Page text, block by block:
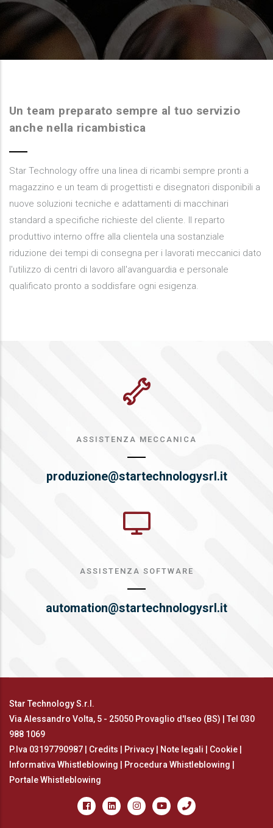
Un team preparato sempre al tuo servizio
anche nella ricambistica
Star Technology offre una linea di ricambi sempre pronti a
magazzino e un team di progettisti e disegnatori disponibili a
nuove soluzioni tecniche e adattamenti di macchinari
standard a specifiche richieste del cliente. Il reparto
produttivo interno offre alla clientela una sostanziale
riduzione dei tempi di consegna per i lavorati meccanici dato
l'utilizzo di centri di lavoro all'avanguardia e personale
qualificato pronto a soddisfare ogni esigenza.
ASSISTENZA MECCANICA
produzione@startechnologysrl.it
ASSISTENZA SOFTWARE
automation@startechnologysrl.it
Star Technology S.r.l.
Via Alessandro Volta, 5 - 25050 Provaglio d'Iseo (BS) | Tel 030
988 1069
P.Iva 03197790987 | Credits Privacy Note legali Cookie
Informativa Whistleblowing
Procedura Whistleblowing
Portale Whistleblowing